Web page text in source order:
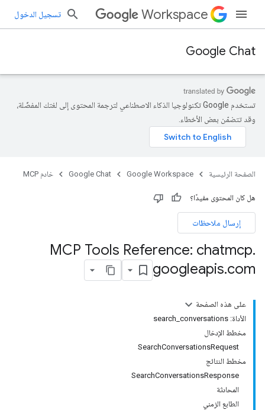
Workspace تسجيل الدخول
Google Chat
تستخدم Google تكنولوجيا الذكاء الاصطناعي لترجمة المحتوى إلى لغتك المفضّلة،
وقد تتضمّن بعض الأخطاء.
الصفحة الرئيسية Google Workspace
Google Chat خادم MCP
هل كان المحتوى مفيدًا؟
إرسال ملاحظات
MCP Tools Reference: chatmcp.
googleapis.com
على هذه الصفحة
الأداة: search_conversations
مخطط الإدخال
SearchConversationsRequest
مخطط النتائج
SearchConversationsResponse
المحادثة
الطابع الزمني